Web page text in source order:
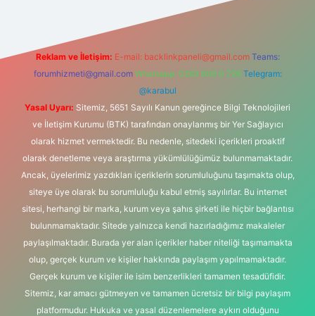
Reklam ve İletişim: E-mail: backlinkpaneli@gmail.com Teams:
forumhizmeti@gmail.com Whatsapp: 0262 606 0 726 Telegram:
@karabul
Yasal Uyarı: Sitemiz, 5651 Sayılı Kanun gereğince Bilgi Teknolojileri
ve İletişim Kurumu (BTK) tarafından onaylanmış bir Yer Sağlayıcı
olarak hizmet vermektedir. Bu nedenle, sitedeki içerikleri proaktif
olarak denetleme veya araştırma yükümlülüğümüz bulunmamaktadır.
Ancak, üyelerimiz yazdıkları içeriklerin sorumluluğunu taşımakta olup,
siteye üye olarak bu sorumluluğu kabul etmiş sayılırlar. Bu internet
sitesi, herhangi bir marka, kurum veya şahıs şirketi ile hiçbir bağlantısı
bulunmamaktadır. Sitede yalnızca kendi hazırladığımız makaleler
paylaşılmaktadır. Burada yer alan içerikler haber niteliği taşımamakta
olup, gerçek kurum ve kişiler hakkında paylaşım yapılmamaktadır.
Gerçek kurum ve kişiler ile isim benzerlikleri tamamen tesadüfidir.
Sitemiz, kar amacı gütmeyen ve tamamen ücretsiz bir bilgi paylaşım
platformudur. Hukuka ve yasal düzenlemelere aykırı olduğunu